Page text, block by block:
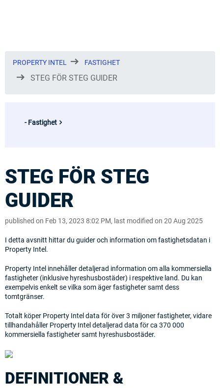
PROPERTY INTEL FASTIGHET
STEG FÖR STEG GUIDER
Fastighet
STEG FÖR STEG
GUIDER
published on Feb 13, 2023 8:02 PM, last modified on 20 Aug 2025
I detta avsnitt hittar du guider och information om fastighetsdatan i
Property Intel.
Property Intel innehåller detaljerad information om alla kommersiella
fastigheter (inklusive hyreshusbostäder) i respektive land. Du kan
exempelvis enkelt se vilka som äger fastigheter samt dess
tomtgränser.
Totalt köper Property Intel data för över 3 miljoner fastigheter, vidare
tillhandahåller Property Intel detaljerad data för ca 370 000
kommersiella fastigheter samt hyreshusbostäder.
DEFINITIONER &